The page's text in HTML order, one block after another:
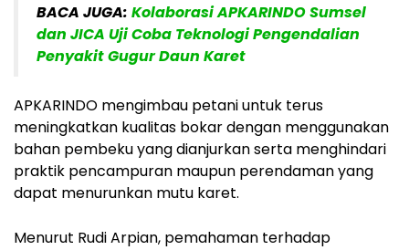
BACA JUGA: Kolaborasi APKARINDO Sumsel
dan JICA Uji Coba Teknologi Pengendalian
Penyakit Gugur Daun Karet
APKARINDO mengimbau petani untuk terus
meningkatkan kualitas bokar dengan menggunakan
bahan pembeku yang dianjurkan serta menghindari
praktik pencampuran maupun perendaman yang
dapat menurunkan mutu karet.
Menurut Rudi Arpian, pemahaman terhadap